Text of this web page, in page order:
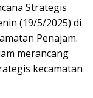
Strategis
(19/5/2025) di
Penajam.
merancang
kecamatan